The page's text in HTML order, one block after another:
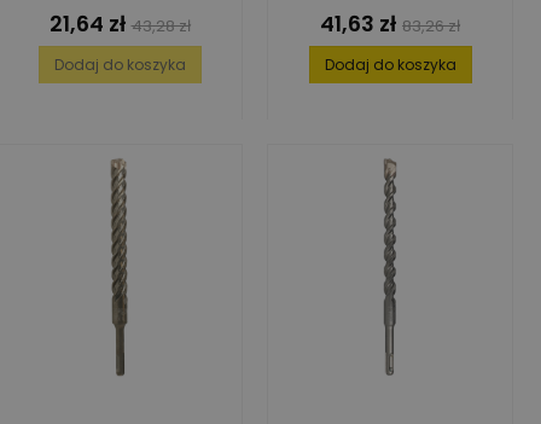
Cena
21,64 zł Cena
podstawowa
43,28 zł
Dodaj do koszyka
Cena
41,63 zł Cena
podstawowa
83,26 zł
Dodaj do koszyka